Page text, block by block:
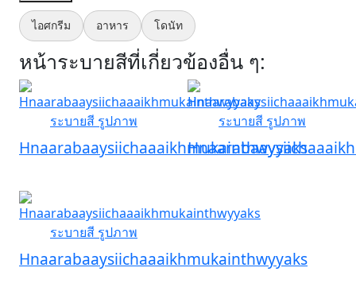
ไอศกรีม อาหาร โดนัท
หน้าระบายสีที่เกี่ยวข้องอื่น ๆ:
Hnaarabaaysiichaaaikhmukainthwyyaks
Hnaarabaaysiichaaaikhmukainthwyyaks